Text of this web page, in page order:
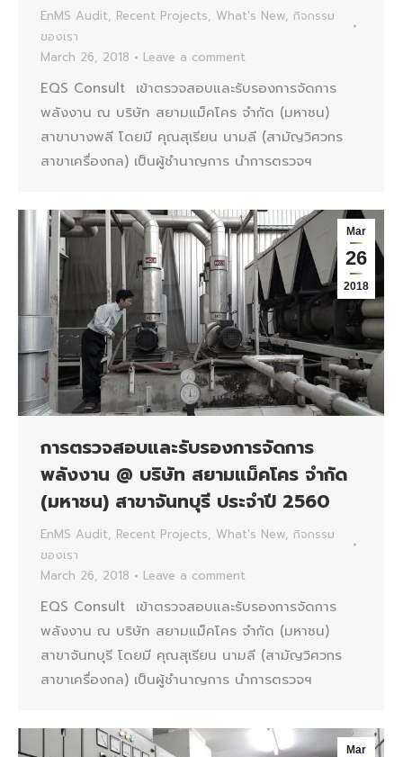
EnMS Audit, Recent Projects, What's New, กิจกรรม
ของเรา
March 26, 2018
Leave a comment
EQS Consult เข้าตรวจสอบและรับรองการจัดการ
พลังงาน ณ บริษัท สยามแม็คโคร จำกัด (มหาชน)
สาขาบางพลี โดยมี คุณสุเรียน นามลี (สามัญวิศวกร
สาขาเครื่องกล) เป็นผู้ชำนาญการ นำการตรวจฯ
Mar
26
2018
การตรวจสอบและรับรองการจัดการ
พลังงาน @ บริษัท สยามแม็คโคร จำกัด
(มหาชน) สาขาจันทบุรี ประจำปี 2560
EnMS Audit, Recent Projects, What's New, กิจกรรม
ของเรา
March 26, 2018
Leave a comment
EQS Consult เข้าตรวจสอบและรับรองการจัดการ
พลังงาน ณ บริษัท สยามแม็คโคร จำกัด (มหาชน)
สาขาจันทบุรี โดยมี คุณสุเรียน นามลี (สามัญวิศวกร
สาขาเครื่องกล) เป็นผู้ชำนาญการ นำการตรวจฯ
Mar